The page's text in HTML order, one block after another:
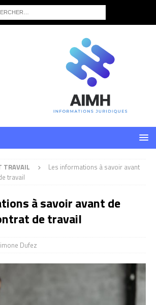
TRAVAIL
Les informations à savoir avant
travail
à savoir avant de
de travail
Dufez